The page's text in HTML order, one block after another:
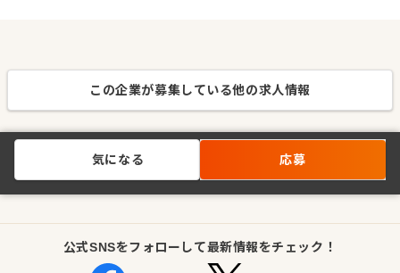
この企業が募集している他の求人情報
気になる 応募
公式SNSをフォローして最新情報をチェック！